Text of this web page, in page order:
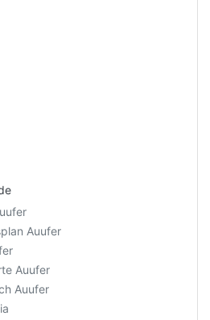
Auufer
Auufer
Auufer